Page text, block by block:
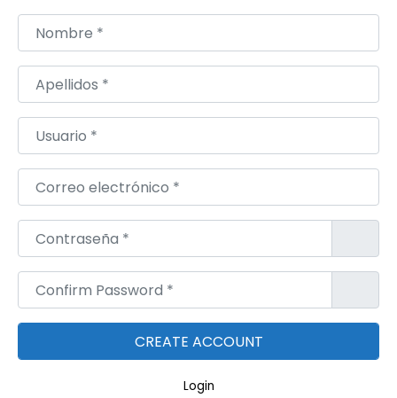
Nombre*
Apellidos*
Usuario*
Correo electrónico*
Contraseña*
Confirm Password*
Login